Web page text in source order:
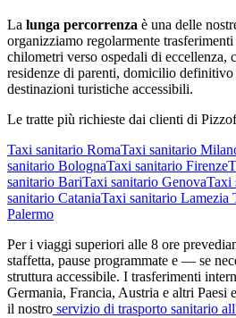
La lunga percorrenza è una delle
organizziamo regolarmente
chilometri verso ospedali di eccellenza,
residenze di parenti, domicilio
destinazioni turistiche accessibili.
Le tratte più richieste dai clienti di
Taxi sanitario RomaTaxi sanitario
sanitario BolognaTaxi sanitario Firenze
sanitario BariTaxi sanitario GenovaTaxi
sanitario CataniaTaxi sanitario Lamezia
Palermo
Per i viaggi superiori alle 8 ore
staffetta, pause programmate e — se
struttura accessibile. I trasferimenti
Germania, Francia, Austria e altri Paesi
il nostro servizio di trasporto sanitario